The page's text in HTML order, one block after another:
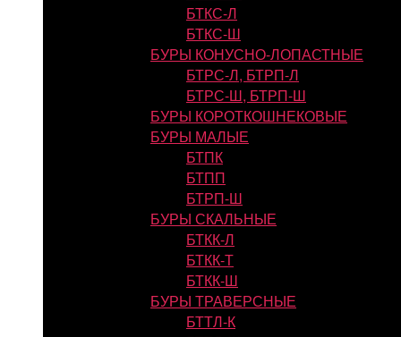
БТКС-Л
БТКС-Ш
БУРЫ КОНУСНО-ЛОПАСТНЫЕ
БТРС-Л, БТРП-Л
БТРС-Ш, БТРП-Ш
БУРЫ КОРОТКОШНЕКОВЫЕ
БУРЫ МАЛЫЕ
БТПК
БТПП
БТРП-Ш
БУРЫ СКАЛЬНЫЕ
БТКК-Л
БТКК-Т
БТКК-Ш
БУРЫ ТРАВЕРСНЫЕ
БТТЛ-К